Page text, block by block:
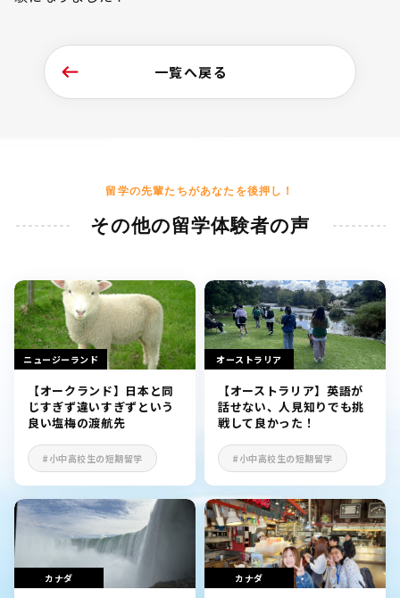
一覧へ戻る
留学の先輩たちがあなたを後押し！
その他の留学体験者の声
ニュージーランド
【オークランド】日本と同
じすぎず違いすぎずという
良い塩梅の渡航先
#小中高校生の短期留学
オーストラリア
【オーストラリア】英語が
話せない、人見知りでも挑
戦して良かった！
#小中高校生の短期留学
カナダ カナダ